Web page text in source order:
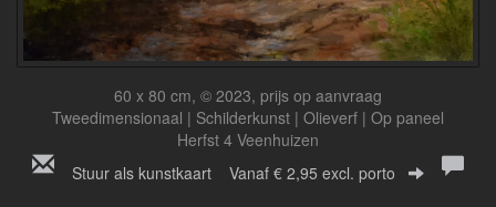
60 x 80 cm, © 2023, prijs op aanvraag
Tweedimensionaal | Schilderkunst | Olieverf | Op paneel
Herfst 4 Veenhuizen
Stuur als kunstkaart Vanaf € 2,95 excl. porto